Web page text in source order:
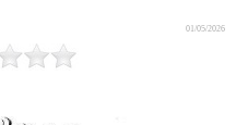
01/05/2026